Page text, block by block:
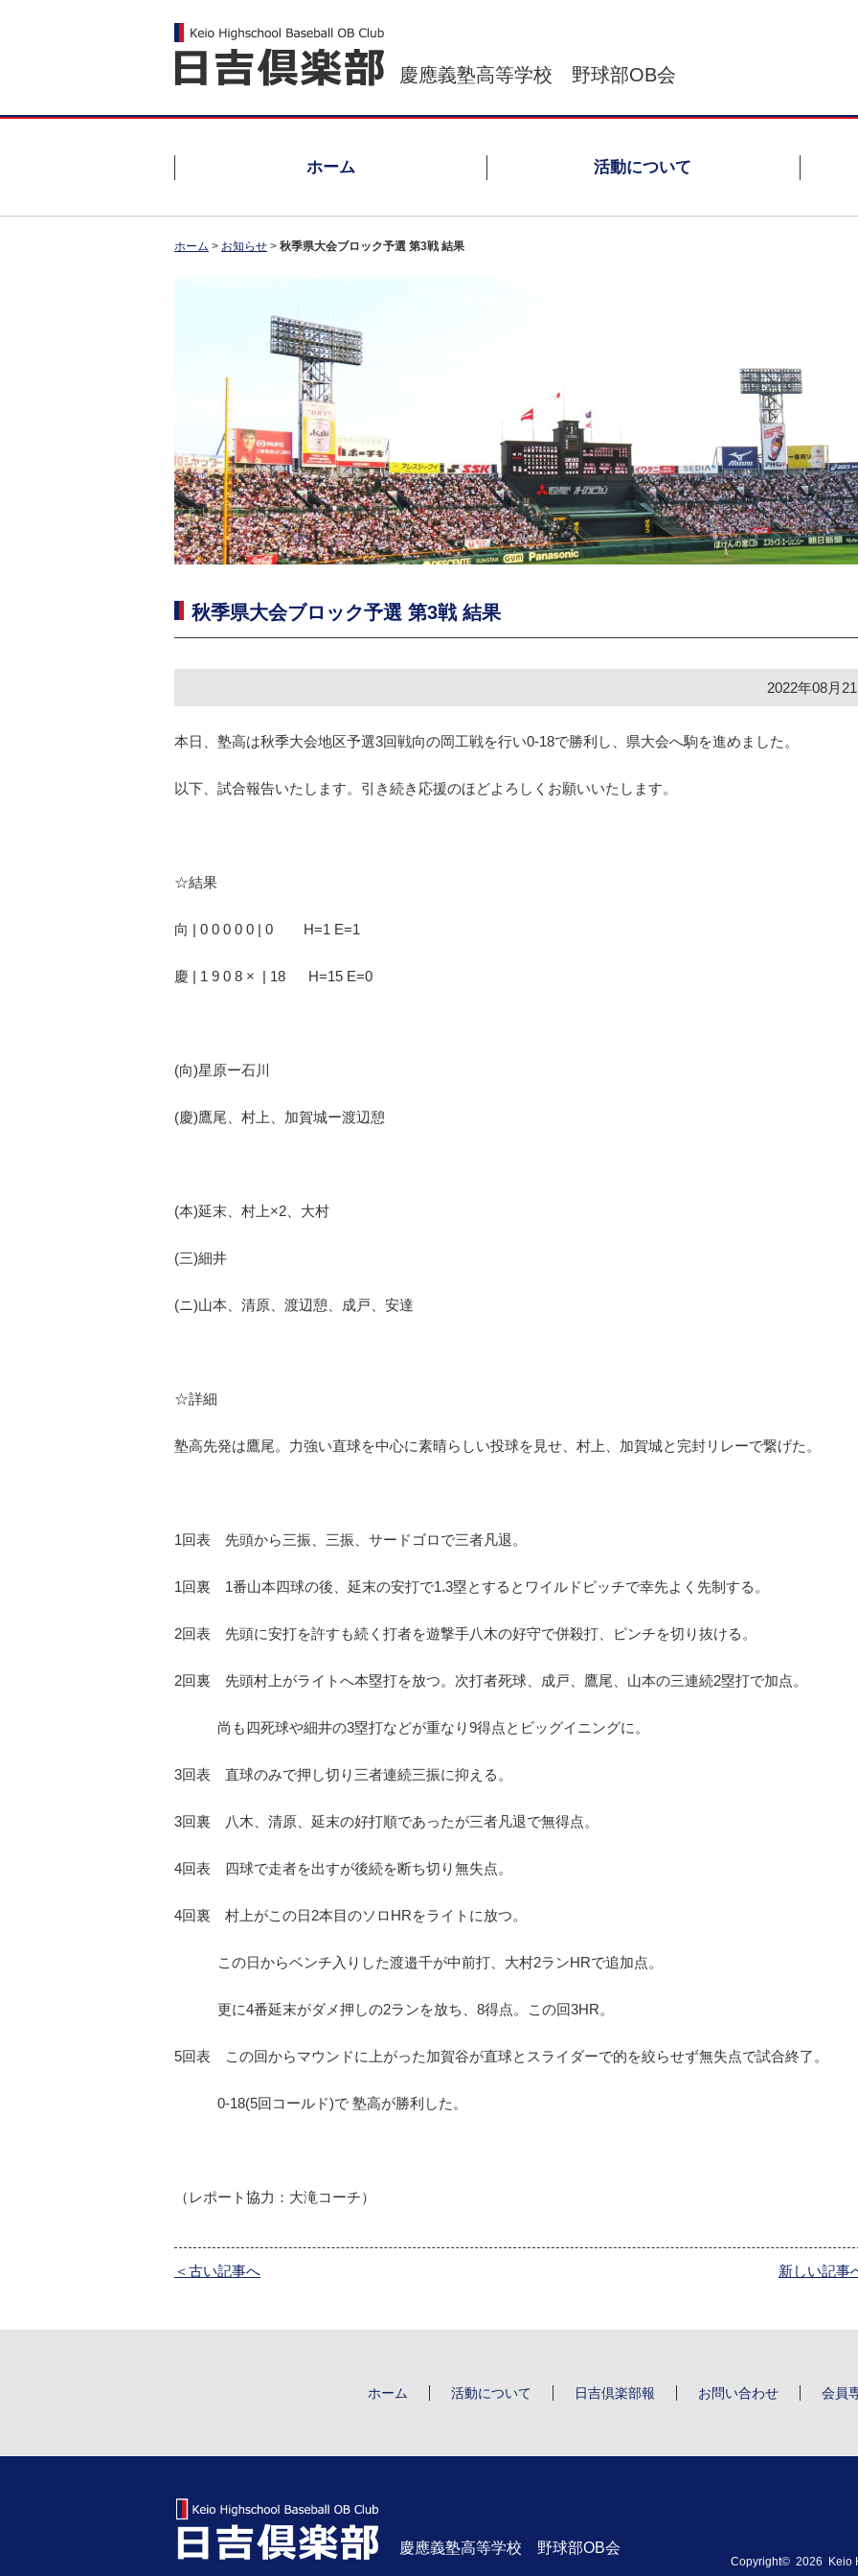
慶應義塾高等学校 野球部OB会
ホーム 活動について
ホーム > お知らせ > 秋季県大会ブロック予選 第3戦 結果
秋季県大会ブロック予選 第3戦 結果
2022年08月
本日、塾高は秋季大会地区予選3回戦向の岡工戦を行い0-18で勝利し、県大会へ駒を進めました。
以下、試合報告いたします。引き続き応援のほどよろしくお願いいたします。
☆結果
向 | 0 0 0 0 0 | 0 H=1 E=1
慶 | 1 9 0 8 × | 18 H=15 E=0
(向)星原ー石川
(慶)鷹尾、村上、加賀城ー渡辺憩
(本)延末、村上×2、大村
(三)細井
(ニ)山本、清原、渡辺憩、成戸、安達
☆詳細
塾高先発は鷹尾。力強い直球を中心に素晴らしい投球を見せ、村上、加賀城と完封リレーで繋げた。
1回表 先頭から三振、三振、サードゴロで三者凡退。
1回裏 1番山本四球の後、延末の安打で1.3塁とするとワイルドピッチで幸先よく先制する。
2回表 先頭に安打を許すも続く打者を遊撃手八木の好守で併殺打、ピンチを切り抜ける。
2回裏 先頭村上がライトへ本塁打を放つ。次打者死球、成戸、鷹尾、山本の三連続2塁打で加点。
尚も四死球や細井の3塁打などが重なり9得点とビッグイニングに。
3回表 直球のみで押し切り三者連続三振に抑える。
3回裏 八木、清原、延末の好打順であったが三者凡退で無得点。
4回表 四球で走者を出すが後続を断ち切り無失点。
4回裏 村上がこの日2本目のソロHRをライトに放つ。
この日からベンチ入りした渡邉千が中前打、大村2ランHRで追加点。
更に4番延末がダメ押しの2ランを放ち、8得点。この回3HR。
5回表 この回からマウンドに上がった加賀谷が直球とスライダーで的を絞らせず無失点で試合終了。
0-18(5回コールド)で 塾高が勝利した。
（レポート協力：大滝コーチ）
＜古い記事へ 新しい記事
ホーム 活動について 日吉倶楽部報 お問い合わせ 会員
慶應義塾高等学校 野球部OB会
Copyright© 2026 Keio